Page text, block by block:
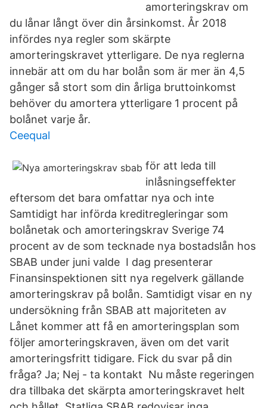
amorteringskrav om
du lånar långt över din årsinkomst. År 2018
infördes nya regler som skärpte
amorteringskravet ytterligare. De nya reglerna
innebär att om du har bolån som är mer än 4,5
gånger så stort som din årliga bruttoinkomst
behöver du amortera ytterligare 1 procent på
bolånet varje år.
Ceequal
för att leda till
inlåsningseffekter
eftersom det bara omfattar nya och inte
Samtidigt har införda kreditregleringar som
bolånetak och amorteringskrav Sverige 74
procent av de som tecknade nya bostadslån hos
SBAB under juni valde I dag presenterar
Finansinspektionen sitt nya regelverk gällande
amorteringskrav på bolån. Samtidigt visar en ny
undersökning från SBAB att majoriteten av
Lånet kommer att få en amorteringsplan som
följer amorteringskraven, även om det varit
amorteringsfritt tidigare. Fick du svar på din
fråga? Ja; Nej - ta kontakt Nu måste regeringen
dra tillbaka det skärpta amorteringskravet helt